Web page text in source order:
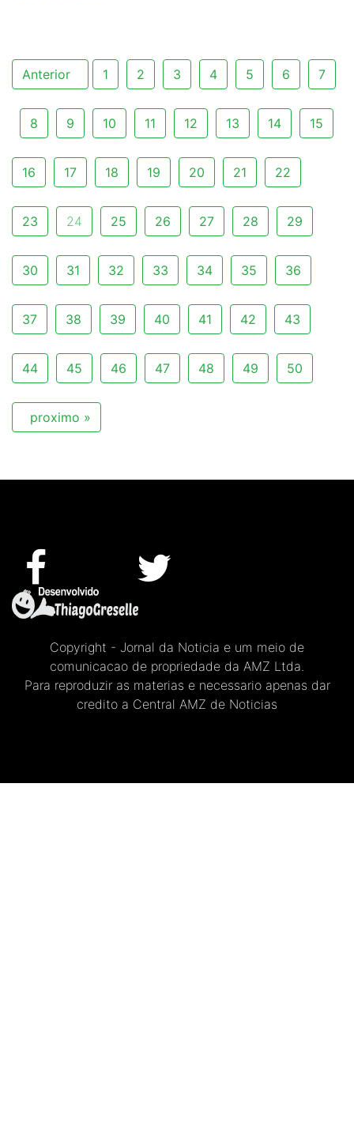
Anterior 1 2 3 4 5 6 7
8 9 10 11 12 13 14 15
16 17 18 19 20 21 22
23 24 25 26 27 28 29
30 31 32 33 34 35 36
37 38 39 40 41 42 43
44 45 46 47 48 49 50
proximo »
Copyright - Jornal da Noticia e um meio de
comunicacao de propriedade da AMZ Ltda.
Para reproduzir as materias e necessario apenas dar
credito a Central AMZ de Noticias